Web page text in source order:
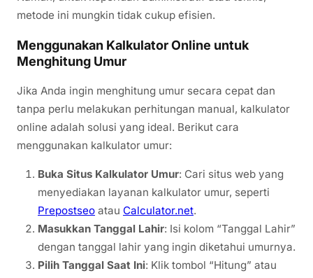
metode ini mungkin tidak cukup efisien.
Menggunakan Kalkulator Online untuk
Menghitung Umur
Jika Anda ingin menghitung umur secara cepat dan
tanpa perlu melakukan perhitungan manual, kalkulator
online adalah solusi yang ideal. Berikut cara
menggunakan kalkulator umur:
Buka Situs Kalkulator Umur: Cari situs web yang
menyediakan layanan kalkulator umur, seperti
Prepostseo atau Calculator.net.
Masukkan Tanggal Lahir: Isi kolom “Tanggal Lahir”
dengan tanggal lahir yang ingin diketahui umurnya.
Pilih Tanggal Saat Ini: Klik tombol “Hitung” atau